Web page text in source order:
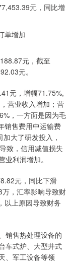
元，同比增
元，截至
元。
元，增幅71.75%,
营业收入增加；营
，一方面是因为毛
销售费用中运输费
大了研发投入，
致，信用减值损失
利润增加。
元，同比下滑
，汇率影响导致财
以上原因导致财务
销售热处理设备的
车式炉、大型井式
、军工设备等领